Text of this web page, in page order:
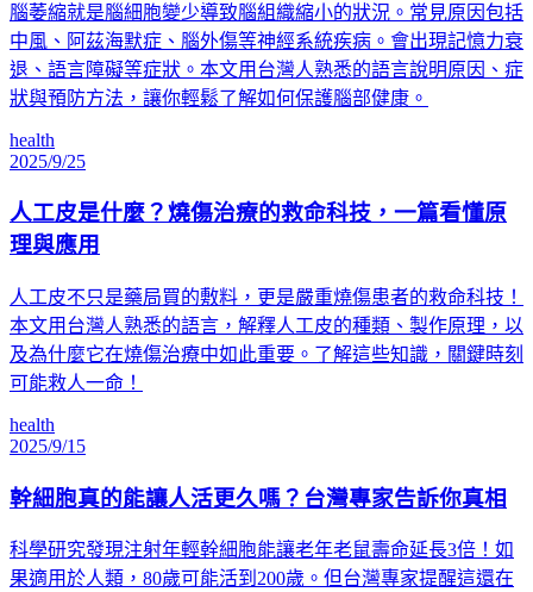
腦萎縮就是腦細胞變少導致腦組織縮小的狀況。常見原因包括
中風、阿茲海默症、腦外傷等神經系統疾病。會出現記憶力衰
退、語言障礙等症狀。本文用台灣人熟悉的語言說明原因、症
狀與預防方法，讓你輕鬆了解如何保護腦部健康。
health
2025/9/25
人工皮是什麼？燒傷治療的救命科技，一篇看懂原
理與應用
人工皮不只是藥局買的敷料，更是嚴重燒傷患者的救命科技！
本文用台灣人熟悉的語言，解釋人工皮的種類、製作原理，以
及為什麼它在燒傷治療中如此重要。了解這些知識，關鍵時刻
可能救人一命！
health
2025/9/15
幹細胞真的能讓人活更久嗎？台灣專家告訴你真相
科學研究發現注射年輕幹細胞能讓老年老鼠壽命延長3倍！如
果適用於人類，80歲可能活到200歲。但台灣專家提醒這還在